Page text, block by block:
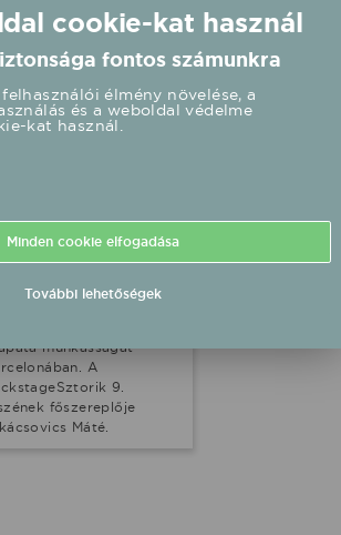
mögött egy
kreatív és
folyamat áll, ami
többhónapos
eredményeként kel
a színpadon.
produkciók vizuális
dolgozik, mint
a ValMar, Manuel,
épp az X-Faktor élő
munkásságát
A
9.
főszereplője
Máté.
cookie-kat használ
fontos számunkra
élmény növelése, a
és a weboldal védelme
kat használ.
Minden cookie elfogadása
További lehetőségek